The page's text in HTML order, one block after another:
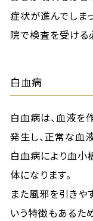
症状が進んでしま
院で検査を受ける
白血病
白血病は、血液を
発生し、正常な血
白血病により血小
体になります。
また風邪を引きや
いう特徴もあるた